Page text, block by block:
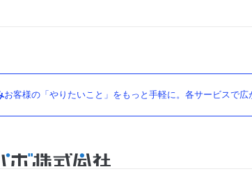
お客様の「やりたいこと」をもっと手軽に。各サービスで